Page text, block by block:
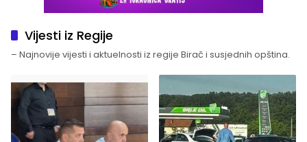
Vijesti iz Regije
– Najnovije vijesti i aktuelnosti iz regije Birač i susjednih opština.